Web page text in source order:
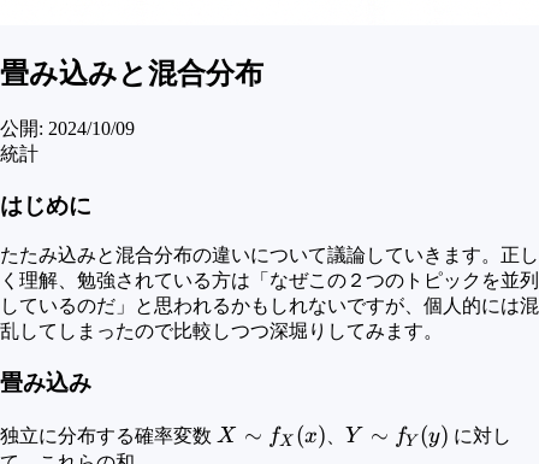
畳み込みと混合分布
公開: 2024/10/09
統計
はじめに
たたみ込みと混合分布の違いについて議論していきます。正し
く理解、勉強されている方は「なぜこの２つのトピックを並列
しているのだ」と思われるかもしれないですが、個人的には混
乱してしまったので比較しつつ深堀りしてみます。
畳み込み
独立に分布する確率変数 X
X ∼ fX (x)
Y
Y ∼ fY (y) に対し